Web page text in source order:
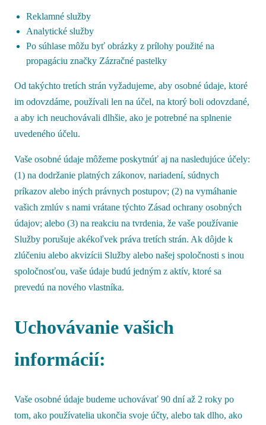
Reklamné služby
Analytické služby
Po súhlase môžu byť obrázky z prílohy použité na
propagáciu značky Zázračné pastelky
Od takýchto tretích strán vyžadujeme, aby osobné údaje, ktoré
im odovzdáme, používali len na účel, na ktorý boli odovzdané,
a aby ich neuchovávali dlhšie, ako je potrebné na splnenie
uvedeného účelu.
Vaše osobné údaje môžeme poskytnúť aj na nasledujúce účely:
(1) na dodržanie platných zákonov, nariadení, súdnych
príkazov alebo iných právnych postupov; (2) na vymáhanie
vašich zmlúv s nami vrátane týchto Zásad ochrany osobných
údajov; alebo (3) na reakciu na tvrdenia, že vaše používanie
Služby porušuje akékoľvek práva tretích strán. Ak dôjde k
zlúčeniu alebo akvizícii Služby alebo našej spoločnosti s inou
spoločnosťou, vaše údaje budú jedným z aktív, ktoré sa
prevedú na nového vlastníka.
Uchovávanie vašich
informácií:
Vaše osobné údaje budeme uchovávať 90 dní až 2 roky po
tom, ako používatelia ukončia svoje účty, alebo tak dlho, ako